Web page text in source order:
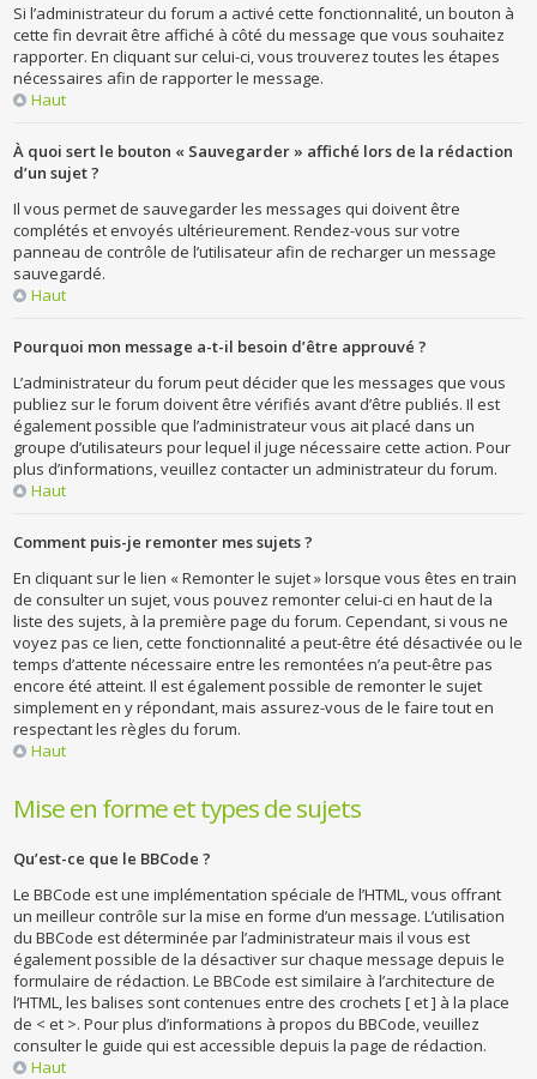
Si l’administrateur du forum a activé cette fonctionnalité, un bouton à
cette fin devrait être affiché à côté du message que vous souhaitez
rapporter. En cliquant sur celui-ci, vous trouverez toutes les étapes
nécessaires afin de rapporter le message.
Haut
À quoi sert le bouton « Sauvegarder » affiché lors de la rédaction
d’un sujet ?
Il vous permet de sauvegarder les messages qui doivent être
complétés et envoyés ultérieurement. Rendez-vous sur votre
panneau de contrôle de l’utilisateur afin de recharger un message
sauvegardé.
Haut
Pourquoi mon message a-t-il besoin d’être approuvé ?
L’administrateur du forum peut décider que les messages que vous
publiez sur le forum doivent être vérifiés avant d’être publiés. Il est
également possible que l’administrateur vous ait placé dans un
groupe d’utilisateurs pour lequel il juge nécessaire cette action. Pour
plus d’informations, veuillez contacter un administrateur du forum.
Haut
Comment puis-je remonter mes sujets ?
En cliquant sur le lien « Remonter le sujet » lorsque vous êtes en train
de consulter un sujet, vous pouvez remonter celui-ci en haut de la
liste des sujets, à la première page du forum. Cependant, si vous ne
voyez pas ce lien, cette fonctionnalité a peut-être été désactivée ou le
temps d’attente nécessaire entre les remontées n’a peut-être pas
encore été atteint. Il est également possible de remonter le sujet
simplement en y répondant, mais assurez-vous de le faire tout en
respectant les règles du forum.
Haut
Mise en forme et types de sujets
Qu’est-ce que le BBCode ?
Le BBCode est une implémentation spéciale de l’HTML, vous offrant
un meilleur contrôle sur la mise en forme d’un message. L’utilisation
du BBCode est déterminée par l’administrateur mais il vous est
également possible de la désactiver sur chaque message depuis le
formulaire de rédaction. Le BBCode est similaire à l’architecture de
l’HTML, les balises sont contenues entre des crochets [ et ] à la place
de < et >. Pour plus d’informations à propos du BBCode, veuillez
consulter le guide qui est accessible depuis la page de rédaction.
Haut